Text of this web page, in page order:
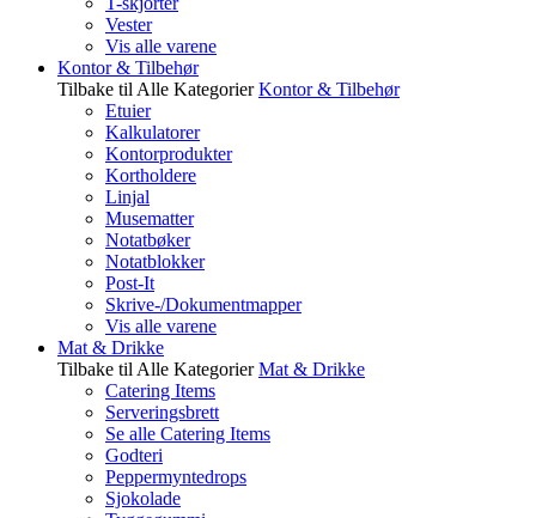
Vester
Vis alle varene
Kontor & Tilbehør
Tilbake til Alle Kategorier Kontor & Tilbehør
Etuier
Kalkulatorer
Kontorprodukter
Kortholdere
Linjal
Musematter
Notatbøker
Notatblokker
Post-It
Skrive-/Dokumentmapper
Vis alle varene
Mat & Drikke
Tilbake til Alle Kategorier Mat & Drikke
Catering Items
Serveringsbrett
Se alle Catering Items
Godteri
Peppermyntedrops
Sjokolade